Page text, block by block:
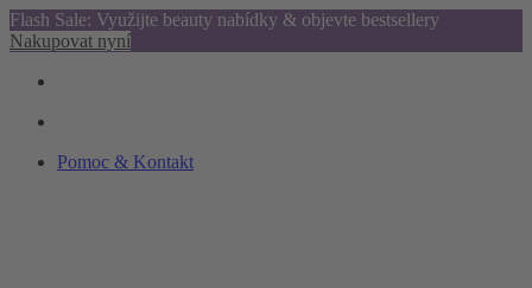
Flash Sale: Využijte beauty nabídky & objevte bestsellery
Nakupovat nyní
Pomoc & Kontakt